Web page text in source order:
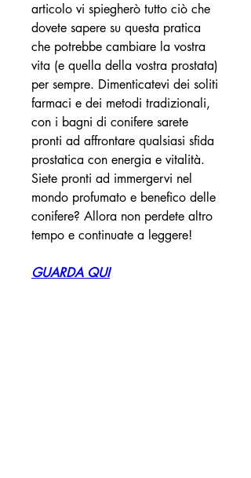
articolo vi spiegherò tutto ciò che
dovete sapere su questa pratica
che potrebbe cambiare la vostra
vita (e quella della vostra prostata)
per sempre. Dimenticatevi dei soliti
farmaci e dei metodi tradizionali,
con i bagni di conifere sarete
pronti ad affrontare qualsiasi sfida
prostatica con energia e vitalità.
Siete pronti ad immergervi nel
mondo profumato e benefico delle
conifere? Allora non perdete altro
tempo e continuate a leggere!
GUARDA QUI